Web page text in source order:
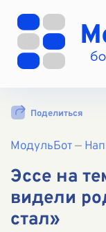
Выбрать режим
Вход
Поделиться
МодульБот—
Эссе на
видели
стал»